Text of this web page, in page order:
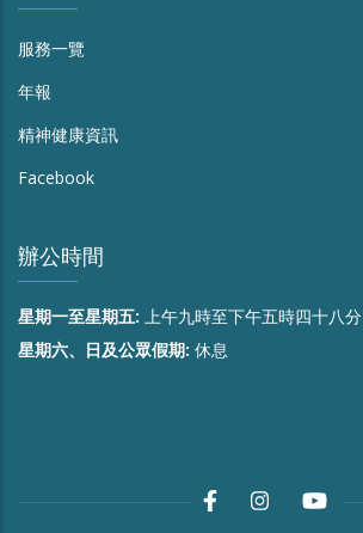
服務一覽
年報
精神健康資訊
Facebook
辦公時間
星期一至星期五: 上午九時至下午五時四十八分
星期六、日及公眾假期: 休息